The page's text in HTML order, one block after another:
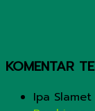
KOMENTAR
Ipa Slamet